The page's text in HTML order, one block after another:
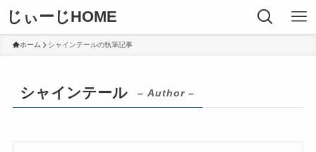
じぃーじHOME
ホーム シャインテールの執筆記事
シャインテール – Author –